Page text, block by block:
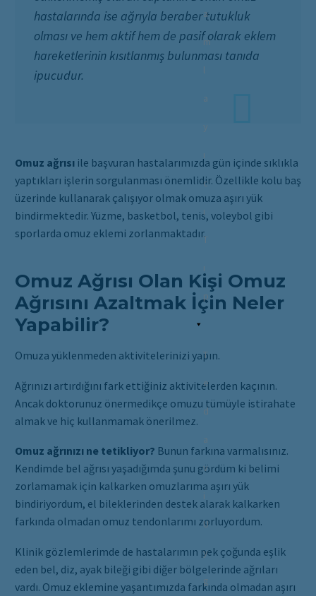
a
m
l
a
y
ı
c
ı
T
ı
p
T
e
d
a
v
i
U
y
g
hastalarında ise ağrıyla beraber tutukluk
olması ve hem aktif hem de pasif olarak eklem
hareketlerinin kısıtlanmış bulunması tanıda
ipucudur.
Omuz ağrısı ile başvuran hastalarımızda gün içinde sıklıkla
yaptıkları işlerin sorgulanması önemlidir. Özellikle kolu baş
üzerinde kullanarak çalışıyor olmak omuza aşırı yük
bindirmektedir. Yüzme, basketbol, tenis, voleybol gibi
sporlarda omuz eklemi zorlanmaktadır.
Omuz Ağrısı Olan Kişi Omuz
Ağrısını Azaltmak İçin Neler
Yapabilir?
Omuza yüklenmeden aktivitelerinizi yapın.
Ağrınızı artırdığını fark ettiğiniz aktivitelerden kaçının.
Ancak doktorunuz önermedikçe omuzu tümüyle istirahate
almak ve hiç kullanmamak önerilmez.
Omuz ağrınızı ne tetikliyor? Bunun farkına varmalısınız.
Kendimde bel ağrısı yaşadığımda şunu gördüm ki belimi
zorlamamak için kalkarken omuzlarıma aşırı yük
bindiriyordum, el bileklerinden destek alarak kalkarken
farkında olmadan omuz tendonlarımı zorluyordum.
Klinik gözlemlerimde de hastalarımın pek çoğunda eşlik
eden bel, diz, ayak bileği gibi diğer bölgelerinde ağrıları
vardı. Omuz eklemine yaşantımızda farkında olmadan aşırı